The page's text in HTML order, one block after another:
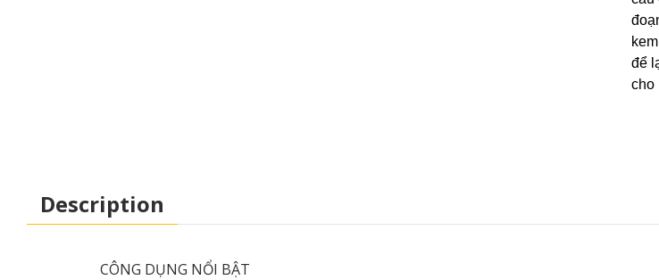
để
cho
Description
CÔNG DỤNG NỔI BẬT